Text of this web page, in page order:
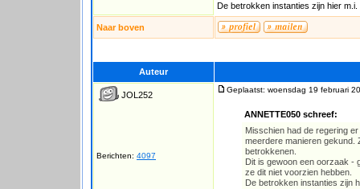
De betrokken instanties zijn hier
Naar boven
Auteur
JOL252
Berichten: 4097
Geplaatst: woensdag 19 februari
ANNETTE050 schreef:
Misschien had de regering
meerdere manieren gekund.
betrokkenen.
Dit is gewoon een oorzaak -
ze dit niet voorzien hebben.
De betrokken instanties zijn